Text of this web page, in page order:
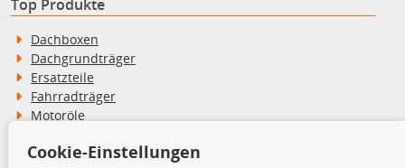
Top Produkte
Dachboxen
Dachgrundträger
Ersatzteile
Fahrradträger
Motoröle
Schneeketten
Cookie-Einstellungen